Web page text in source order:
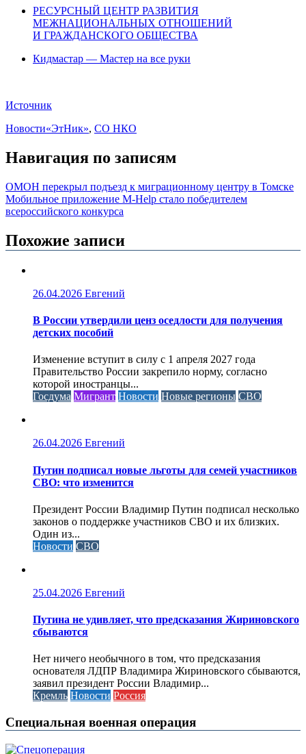
РЕСУРСНЫЙ ЦЕНТР РАЗВИТИЯ
МЕЖНАЦИОНАЛЬНЫХ ОТНОШЕНИЙ
И ГРАЖДАНСКОГО ОБЩЕСТВА
Кидмастар — Мастер на все руки
Источник
Новости«ЭтНик», СО НКО
Навигация по записям
ОМОН перекрыл подъезд к миграционному центру в Томске
Мобильное приложение M-Help стало победителем
всероссийского конкурса
Похожие записи
26.04.2026 Евгений
В России утвердили ценз оседлости для получения
детских пособий
Изменение вступит в силу с 1 апреля 2027 года
Правительство России закрепило норму, согласно
которой иностранцы...
Госдума Мигрант Новости Новые регионы СВО
26.04.2026 Евгений
Путин подписал новые льготы для семей участников
СВО: что изменится
Президент России Владимир Путин подписал несколько
законов о поддержке участников СВО и их близких.
Один из...
Новости СВО
25.04.2026 Евгений
Путина не удивляет, что предсказания Жириновского
сбываются
Нет ничего необычного в том, что предсказания
основателя ЛДПР Владимира Жириновского сбываются,
заявил президент России Владимир...
Кремль Новости Россия
Специальная военная операция